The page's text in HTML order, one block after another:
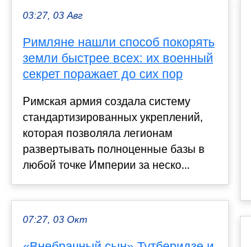
03:27, 03 Авг
Римляне нашли способ покорять
земли быстрее всех: их военный
секрет поражает до сих пор
Римская армия создала систему
стандартизированных укреплений,
которая позволяла легионам
развертывать полноценные базы в
любой точке Империи за неско...
07:27, 03 Окт